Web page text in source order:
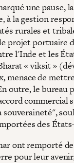
une pause,
à la gestion
rurales et
projet portuaire
l'Inde et les
« viksit »
menace de
outre, le
commercial
souveraineté",
des
ont remporté
pour leur